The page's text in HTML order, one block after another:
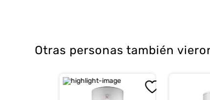
Peso vacío: 25 kg
Otras personas también